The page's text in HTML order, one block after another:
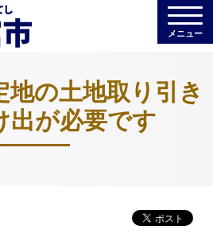
メニュー
地の土地取り引き
出が必要です